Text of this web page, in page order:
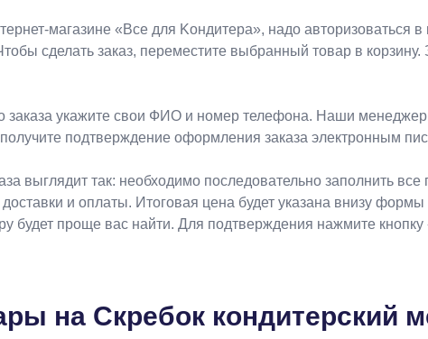
магазине «Bce для Koндитeрa», надо
сделать заказ, переместите выбранный товар в
укажите свои ФИО и номер телефона. Наши
подтверждение оформления заказа электронным
выглядит так: необходимо последовательно заполнить
и оплаты. Итоговая цена будет указана внизу
будет проще вас найти. Для подтверждения нажмите кнопку
на Скребок кондитерский